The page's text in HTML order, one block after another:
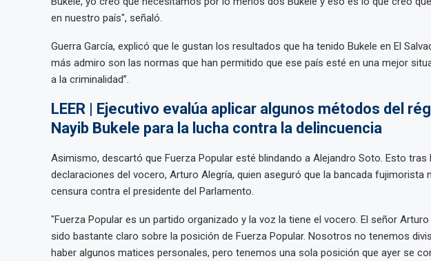
en nuestro país", señaló.
Guerra García, explicó que le gustan los resultados que ha tenido Bukele en El
más admiro son las normas que han permitido que ese país esté en una mejor
a la criminalidad”.
LEER | Ejecutivo evalúa aplicar algunos métodos del
Nayib Bukele para la lucha contra la delincuencia
Asimismo, descartó que Fuerza Popular esté blindando a Alejandro Soto. Esto tras
declaraciones del vocero, Arturo Alegría, quien aseguró que la bancada fujimorista
censura contra el presidente del Parlamento.
"Fuerza Popular es un partido organizado y la voz la tiene el vocero. El señor
sido bastante claro sobre la posición de Fuerza Popular. Nosotros no tenemos
haber algunos matices personales, pero tenemos una sola posición que ayer se